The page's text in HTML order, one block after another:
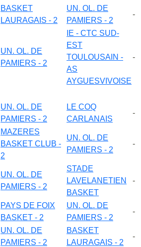
BASKET
LAURAGAIS - 2
UN. OL. DE
PAMIERS - 2
-
UN. OL. DE
PAMIERS - 2
IE - CTC SUD-
EST
TOULOUSAIN -
AS
AYGUESVIVOISE
-
UN. OL. DE
PAMIERS - 2
LE COQ
CARLANAIS
-
MAZERES
BASKET CLUB -
2
UN. OL. DE
PAMIERS - 2
-
UN. OL. DE
PAMIERS - 2
STADE
LAVELANETIEN
BASKET
-
PAYS DE FOIX
BASKET - 2
UN. OL. DE
PAMIERS - 2
-
UN. OL. DE
PAMIERS - 2
BASKET
LAURAGAIS - 2
-